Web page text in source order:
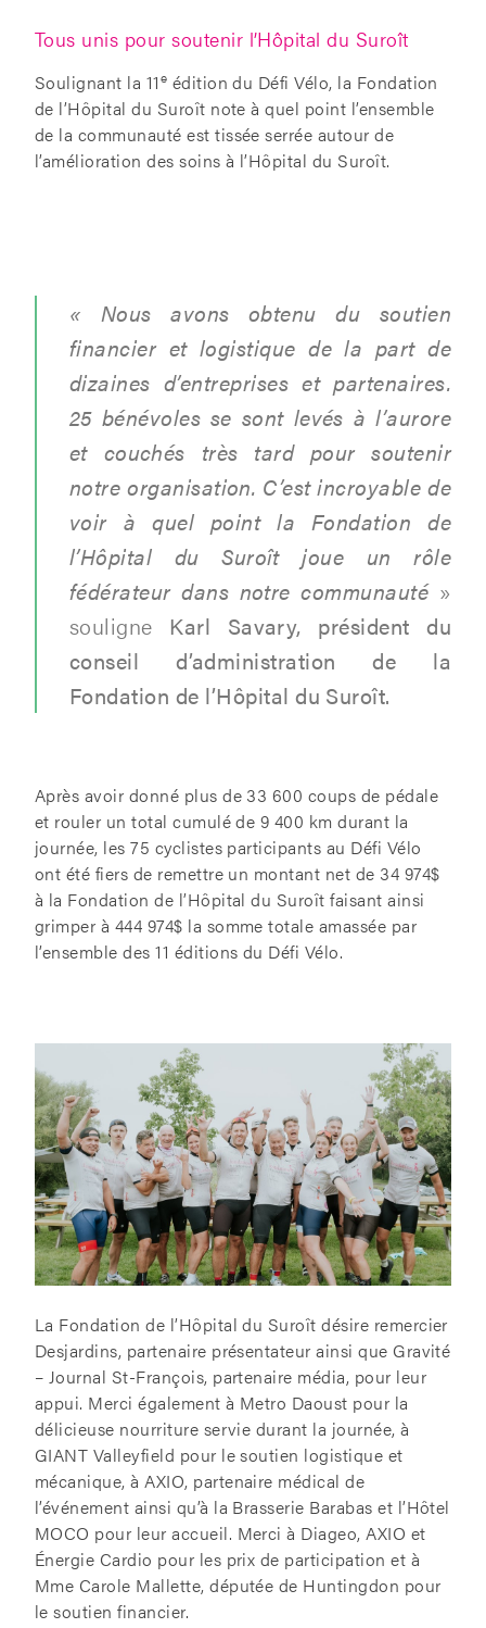
Tous unis pour soutenir l’Hôpital du Suroît
Soulignant la 11e édition du Défi Vélo, la Fondation
de l’Hôpital du Suroît note à quel point l’ensemble
de la communauté est tissée serrée autour de
l’amélioration des soins à l’Hôpital du Suroît.
« Nous avons obtenu du soutien
financier et logistique de la part de
dizaines d’entreprises et partenaires.
25 bénévoles se sont levés à l’aurore
et couchés très tard pour soutenir
notre organisation. C’est incroyable de
voir à quel point la Fondation de
l’Hôpital du Suroît joue un rôle
fédérateur dans notre communauté»
souligne Karl Savary, président du
conseil d’administration de la
Fondation de l’Hôpital du Suroît.
Après avoir donné plus de 33 600 coups de pédale
et rouler un total cumulé de 9 400 km durant la
journée, les 75 cyclistes participants au Défi Vélo
ont été fiers de remettre un montant net de 34 974$
à la Fondation de l’Hôpital du Suroît faisant ainsi
grimper à 444 974$ la somme totale amassée par
l’ensemble des 11 éditions du Défi Vélo.
La Fondation de l’Hôpital du Suroît désire remercier
Desjardins, partenaire présentateur ainsi que Gravité
– Journal St-François, partenaire média, pour leur
appui. Merci également à Metro Daoust pour la
délicieuse nourriture servie durant la journée, à
GIANT Valleyfield pour le soutien logistique et
mécanique, à AXIO, partenaire médical de
l’événement ainsi qu’à la Brasserie Barabas et l’Hôtel
MOCO pour leur accueil. Merci à Diageo, AXIO et
Énergie Cardio pour les prix de participation et à
Mme Carole Mallette, députée de Huntingdon pour
le soutien financier.